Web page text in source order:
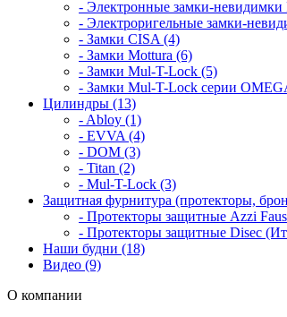
- Электронные замки-невидимки
- Электроригельные замки-
- Замки CISA (4)
- Замки Mottura (6)
- Замки Mul-T-Lock (5)
- Замки Mul-T-Lock серии
Цилиндры (13)
- Abloy (1)
- EVVA (4)
- DOM (3)
- Titan (2)
- Mul-T-Lock (3)
Защитная фурнитура (протекторы,
- Протекторы защитные Azzi
- Протекторы защитные Disec
Наши будни (18)
Видео (9)
О компании